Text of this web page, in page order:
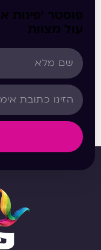
פוסטר ‘פינות
עול מצוות